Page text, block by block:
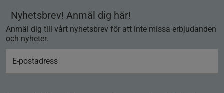
Nyhetsbrev! Anmäl dig här!
Anmäl dig till vårt nyhetsbrev för att inte missa erbjudanden
och nyheter.